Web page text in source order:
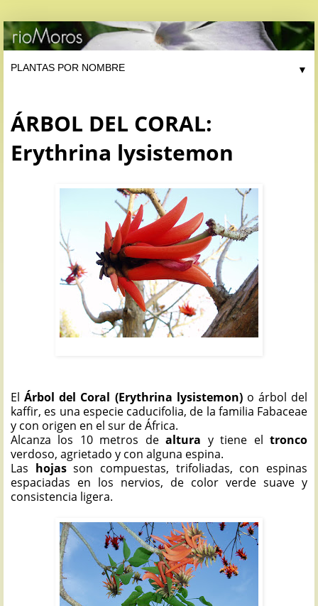
▼
ÁRBOL DEL CORAL:
Erythrina lysistemon
ElÁrbol del Coral (Erythrina lysistemon)o árbol del
kaffir, es una especie caducifolia, de la familia Fabaceae
y con origen en el sur de África.
Alcanza los 10 metros dealtura y tiene eltronco
verdoso, agrietado y con alguna espina.
Las hojasson compuestas, trifoliadas, con espinas
espaciadas en los nervios, de color verde suave y
consistencia ligera.